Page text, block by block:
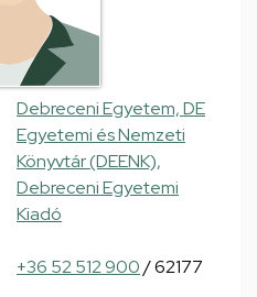
Debreceni Egyetem, DE
Egyetemi és Nemzeti
Könyvtár (DEENK),
Debreceni Egyetemi
Kiadó
+36 52 512 900/ 62177